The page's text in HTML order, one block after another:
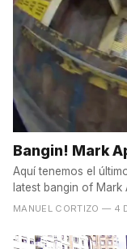
Bangin! Mark
Aquí tenemos el último
MANUEL CORTIZO — 4